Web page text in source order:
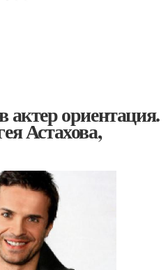
ориентация.
Астахова,